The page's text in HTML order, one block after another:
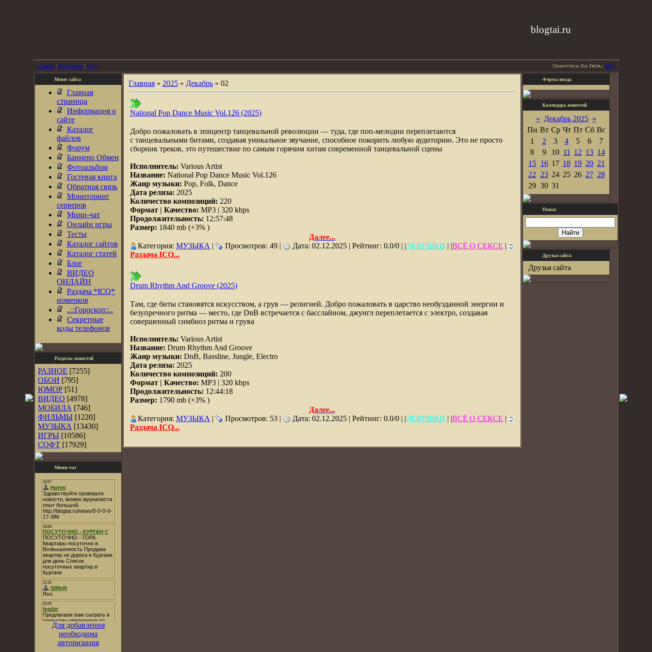
blogtai.ru
Главная | Регистрация | Вход Приветствую Вас Гость | RSS
Меню сайта
Главная
страница
Информация о
сайте
Каталог
файлов
Форум
Баннеро Обмен
Фотоальбом
Гостевая книга
Обратная связь
Мониторинг
серверов
Мини-чат
Онлайн игры
Тесты
Каталог сайтов
Каталог статей
Блог
ВИДЕО
ОНЛАЙН
Раздача *ICQ*
номерков
..::Гороскоп::..
Секретные
коды телефонов
Разделы новостей
РАЗНОЕ [7255]
ОБОИ [795]
ЮМОР [51]
ВИДЕО [4978]
МОБИЛА [746]
ФИЛЬМЫ [1220]
МУЗЫКА [13430]
ИГРЫ [10586]
СОФТ [17929]
Мини-чат
Для добавления
необходима
авторизация
Главная » 2025 » Декабрь » 02
National Pop Dance Music Vol.126 (2025)
Добро пожаловать в эпицентр танцевальной революции — туда, где поп-мелодии переплетаются
с танцевальными битами, создавая уникальное звучание, способное покорить любую аудиторию. Это не просто
сборник треков, это путешествие по самым горячим хитам современной танцевальной сцены
Исполнитель: Various Artist
Название: National Pop Dance Music Vol.126
Жанр музыки: Pop, Folk, Dance
Дата релиза: 2025
Количество композиций: 220
Формат | Качество: MP3 | 320 kbps
Продолжительность: 12:57:48
Размер: 1840 mb (+3% )
Далее...
Категория: МУЗЫКА | Просмотров: 49 | Дата: 02.12.2025 | Рейтинг: 0.0/0 | |ДЕВУШКИ | |ВСЁ О СЕКСЕ |
Раздача ICQ...
Drum Rhythm And Groove (2025)
Там, где биты становятся искусством, а грув — религией. Добро пожаловать в царство необузданной энергии и
безупречного ритма — место, где DnB встречается с басслайном, джунгл переплетается с электро, создавая
совершенный симбиоз ритма и грува
Исполнитель: Various Artist
Название: Drum Rhythm And Groove
Жанр музыки: DnB, Bassline, Jungle, Electro
Дата релиза: 2025
Количество композиций: 200
Формат | Качество: MP3 | 320 kbps
Продолжительность: 12:44:18
Размер: 1790 mb (+3% )
Далее...
Категория: МУЗЫКА | Просмотров: 53 | Дата: 02.12.2025 | Рейтинг: 0.0/0 | |ДЕВУШКИ | |ВСЁ О СЕКСЕ |
Раздача ICQ...
Форма входа
Календарь новостей
« Декабрь 2025 »
Пн Вт Ср Чт Пт Сб Вс
1
2 3 4 5 6
7
8
9 10 11 12 13 14
15 16 17 18 19 20 21
22
23 24 25 26 27 28
29 30 31
Поиск
Друзья сайта
Друзья сайта